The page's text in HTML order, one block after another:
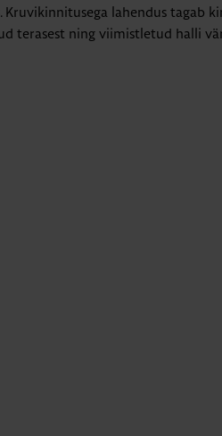
Kruvikinnitusega lahendus tagab
terasest ning viimistletud halli